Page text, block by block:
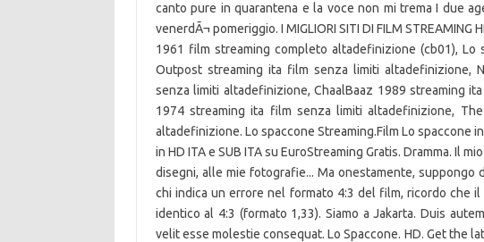
canto pure in quarantena e la voce non mi trema I due
venerdÃ¬ pomeriggio. I MIGLIORI SITI DI FILM STREAMING
1961 film streaming completo altadefinizione (cb01),
Outpost streaming ita film senza limiti altadefinizione,
senza limiti altadefinizione, ChaalBaaz 1989 streaming
1974 streaming ita film senza limiti altadefinizione,
altadefinizione. Lo spaccone Streaming.Film Lo spaccone
in HD ITA e SUB ITA su EuroStreaming Gratis. Dramma. Il
disegni, alle mie fotografie... Ma onestamente, suppongo
chi indica un errore nel formato 4:3 del film, ricordo che
identico al 4:3 (formato 1,33). Siamo a Jakarta. Duis
velit esse molestie consequat. Lo Spaccone. HD. Get the